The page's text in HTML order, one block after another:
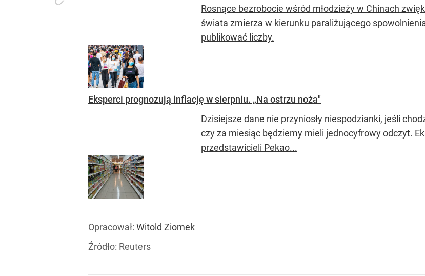
Rosnące bezrobocie wśród młodzieży w Chinach
świata zmierza w kierunku paraliżującego
publikować liczby.
Eksperci prognozują inflację w sierpniu. „Na ostrzu noża"
Dzisiejsze dane nie przyniosły niespodzianki, jeśli
czy za miesiąc będziemy mieli jednocyfrowy odczyt.
przedstawicieli Pekao...
Opracował: Witold Ziomek
Źródło: Reuters